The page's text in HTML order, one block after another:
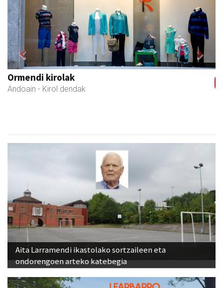
Ormendi kirolak
Andoain - Kirol dendak
Previous Next
Aita Larramendi ikastolako sortzaileen eta
ondorengoen arteko katebegia